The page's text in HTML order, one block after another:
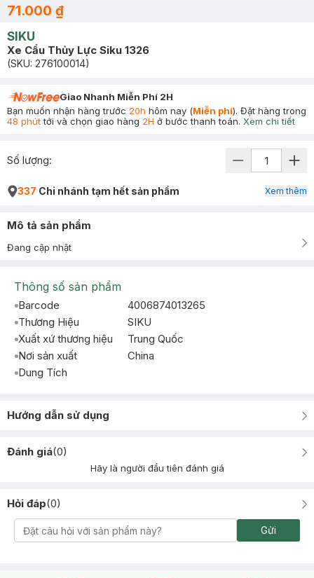
71.000 ₫
SIKU
Xe Cẩu Thủy Lực Siku 1326
(SKU: 276100014)
Giao Nhanh Miễn Phí 2H
Bạn muốn nhận hàng trước 20h hôm nay (Miễn phí). Đặt hàng trong
48 phúttới và chọn giao hàng 2H ở bước thanh toán. Xem chi tiết
Số lượng:
337 Chi nhánh tạm hết sản phẩm Xem thêm
Mô tả sản phẩm
Đang cập nhật
Thông số sản phẩm
Barcode
4006874013265
Thương Hiệu
SIKU
Xuất xứ thương hiệu
Trung Quốc
Nơi sản xuất
China
Dung Tích
Hướng dẫn sử dụng
Đánh giá(0)
Hãy là người đầu tiên đánh giá
Hỏi đáp(0)
Gửi